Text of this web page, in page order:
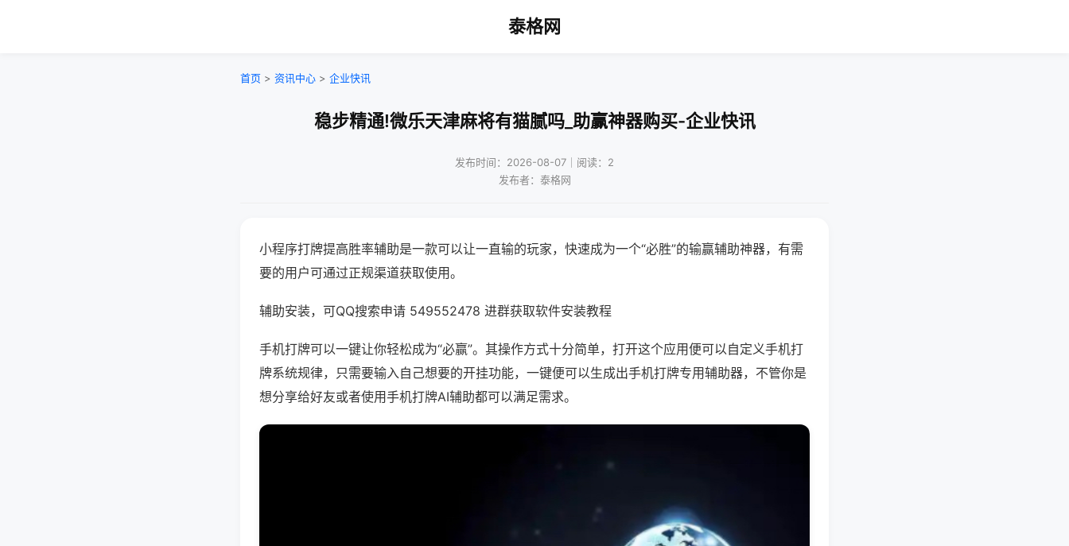
泰格网
首页 > 资讯中心 > 企业快讯
稳步精通!微乐天津麻将有猫腻吗_助赢神器购买-企业快讯
发布时间：2026-08-07｜阅读：2
发布者：泰格网
小程序打牌提高胜率辅助是一款可以让一直输的玩家，快速成为一个“必胜”的输赢辅助神器，有需
要的用户可通过正规渠道获取使用。
辅助安装，可QQ搜索申请 549552478 进群获取软件安装教程
手机打牌可以一键让你轻松成为“必赢”。其操作方式十分简单，打开这个应用便可以自定义手机打
牌系统规律，只需要输入自己想要的开挂功能，一键便可以生成出手机打牌专用辅助器，不管你是
想分享给好友或者使用手机打牌AI辅助都可以满足需求。